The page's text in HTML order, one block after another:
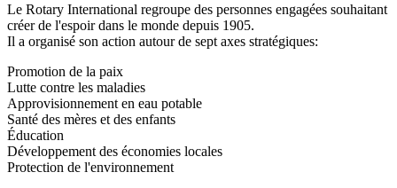
Le Rotary International regroupe des personnes engagées souhaitant
créer de l'espoir dans le monde depuis 1905.
Il a organisé son action autour de sept axes stratégiques:
Promotion de la paix
Lutte contre les maladies
Approvisionnement en eau potable
Santé des mères et des enfants
Éducation
Développement des économies locales
Protection de l'environnement